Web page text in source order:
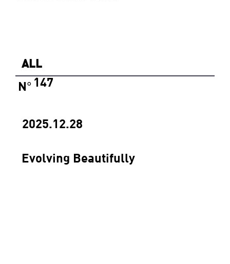
2025.12.28
Evolving Beautifully
147
N°
ALL